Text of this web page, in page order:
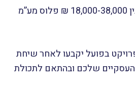
עלות הקמת אתר נעה בין 18,000-38,000 ₪ פלוס מע”מ
בפועל יקבעו לאחר שיחת
העסקיים שלכם ובהתאם לתכולת